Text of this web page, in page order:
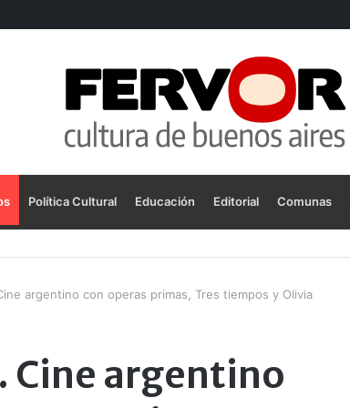
Política Cultural Educación Editorial Comunas
argentino con operas primas, Tres tiempos y Olivia
Cine argentino